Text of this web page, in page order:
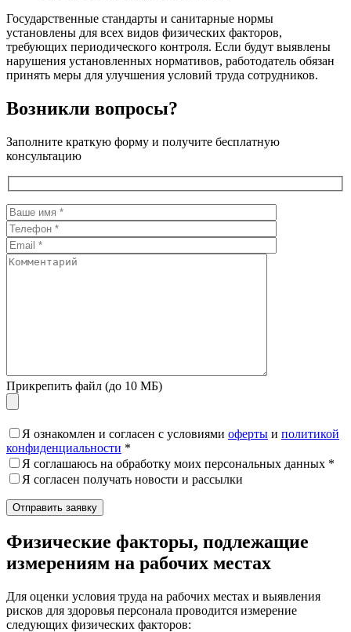
Государственные стандарты и санитарные нормы
установлены для всех видов физических факторов,
требующих периодического контроля. Если будут выявлены
нарушения установленных нормативов, работодатель обязан
принять меры для улучшения условий труда сотрудников.
Возникли вопросы?
Заполните краткую форму и получите бесплатную
консультацию
Прикрепить файл (до 10 МБ)
Я ознакомлен и согласен с условиями оферты и политикой
конфиденциальности *
Я соглашаюсь на обработку моих персональных данных *
Я согласен получать новости и рассылки
Физические факторы, подлежащие
измерениям на рабочих местах
Для оценки условия труда на рабочих местах и выявления
рисков для здоровья персонала проводится измерение
следующих физических факторов: